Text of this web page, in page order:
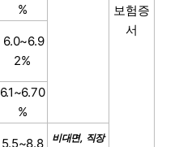
보험증
서
%
6.0~6.9
2%
6.1~6.70
%
5.5~8.8
비대면, 직장